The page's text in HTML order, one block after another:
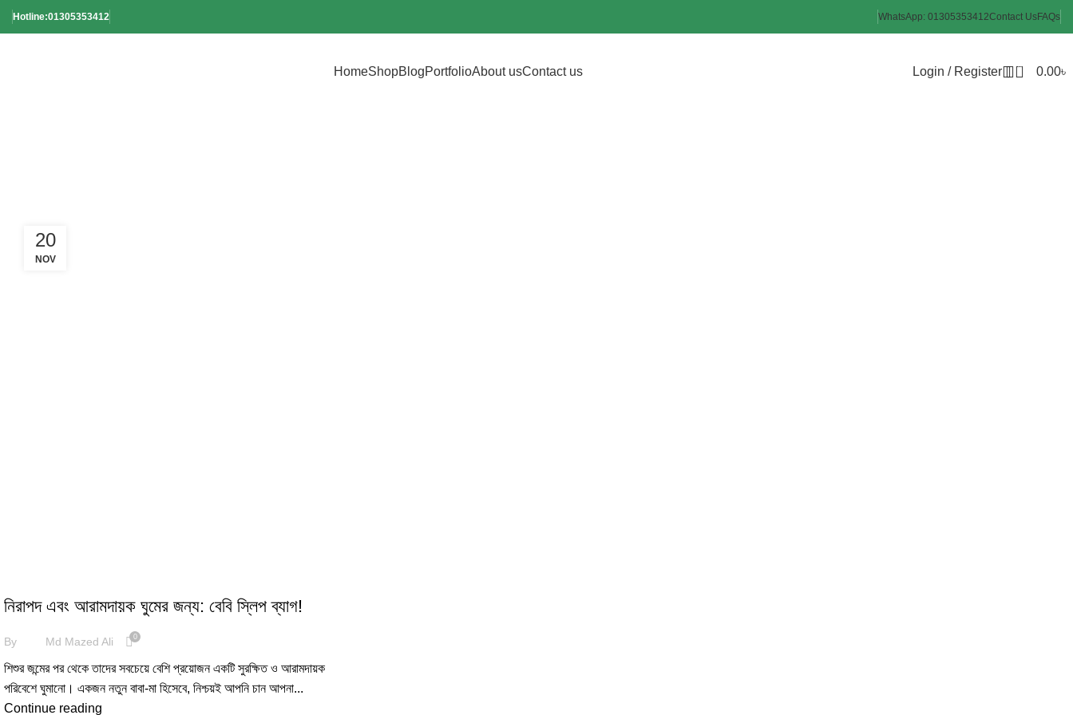
Hotline:01305353412 WhatsApp: 01305353412Contact UsFAQs
HomeShopBlogPortfolioAbout usContact us Login / Register 0 0.00৳
20
NOV
নিরাপদ এবং আরামদায়ক ঘুমের জন্য: বেবি স্লিপ ব্যাগ!
By Md Mazed Ali 0
শিশুর জন্মের পর থেকে তাদের সবচেয়ে বেশি প্রয়োজন একটি সুরক্ষিত ও আরামদায়ক
পরিবেশে ঘুমানো। একজন নতুন বাবা-মা হিসেবে, নিশ্চয়ই আপনি চান আপনা...
Continue reading